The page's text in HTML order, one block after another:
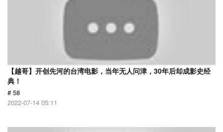
【越哥】开创先河的台湾电影，当年无人问津，30年后却成影史经
典！
# 58
2022-07-14 05:11